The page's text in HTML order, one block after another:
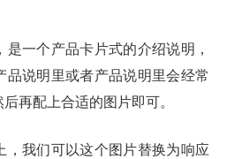
一个产品卡片式的介绍说明，
品说明里或者产品说明里会经常
再配上合适的图片即可。
，我们可以这个图片替换为响应